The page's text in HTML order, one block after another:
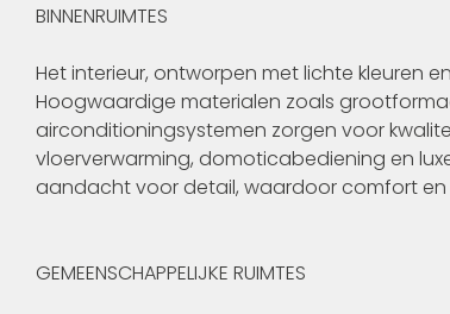
BINNENRUIMTES
Het interieur, ontworpen met lichte kleuren
Hoogwaardige materialen zoals
airconditioningsystemen zorgen voor
vloerverwarming, domoticabediening en
aandacht voor detail, waardoor comfort
GEMEENSCHAPPELIJKE RUIMTES